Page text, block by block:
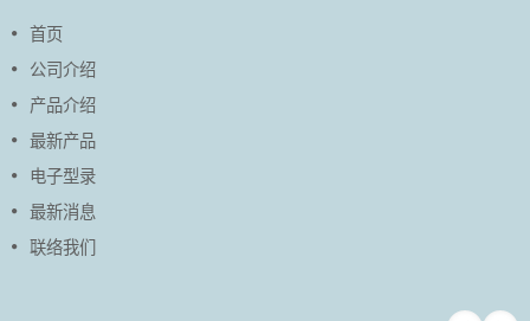
首页
公司介绍
产品介绍
最新产品
电子型录
最新消息
联络我们